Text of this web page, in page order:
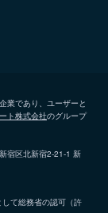
業であり、ユーザーと
ト株式会社のグループ
宿区北新宿2-21-1 新
て総務省の認可（許